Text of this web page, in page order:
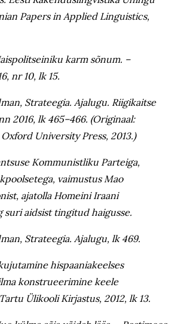
Papers in Applied Linguistics,
karm sõnum. –
nr 10, lk 15.
Strateegia. Ajalugu. Riigikaitse
2016, lk 465–466. (Originaal:
University Press, 2013.)
Kommunistliku Parteiga,
vaimustus Mao
ajatolla Homeini Iraani
aidsist tingitud haigusse.
Strateegia. Ajalugu, lk 469.
hispaaniakeelses
konstrueerimine keele
Ülikooli Kirjastus, 2012, lk 13.